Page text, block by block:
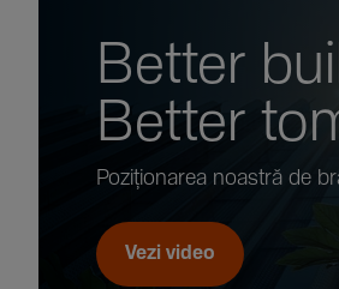
Better
Better
Pozi­țio­narea noastră de
Vezi video